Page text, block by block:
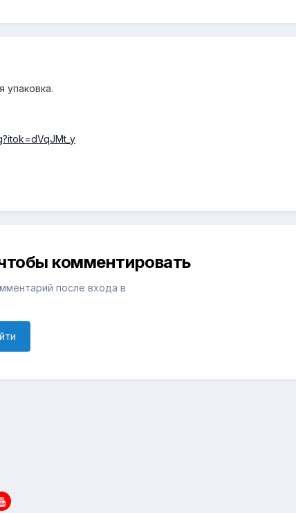
упаковка.
комментировать
после входа в